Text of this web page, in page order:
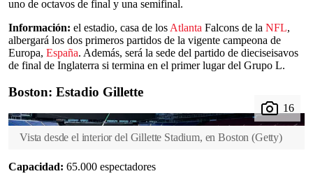
uno de octavos de final y una semifinal.
Información: el estadio, casa de los Atlanta Falcons de la NFL,
albergará los dos primeros partidos de la vigente campeona de
Europa, España. Además, será la sede del partido de dieciseisavos
de final de Inglaterra si termina en el primer lugar del Grupo L.
Boston: Estadio Gillette
Vista desde el interior del Gillette Stadium, en Boston (Getty)
Capacidad: 65.000 espectadores